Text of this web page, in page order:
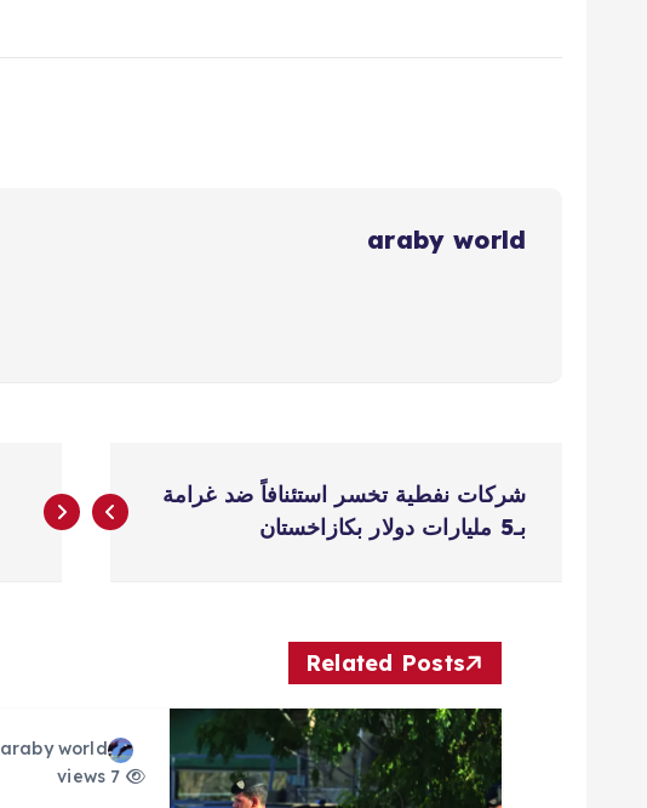
araby world
ص
شركات نفطية تخسر استئنافاً ضد غرامة
بـ5 مليارات دولار بكازاخستان
Related Posts
araby world